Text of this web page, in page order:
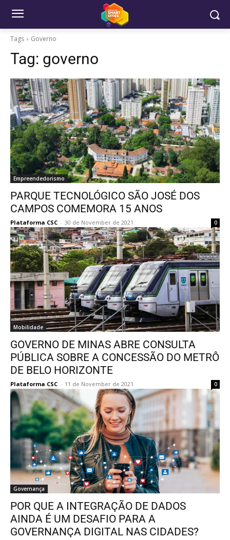
Tags Governo
Tag: governo
Empreendedorismo
PARQUE TECNOLÓGICO SÃO JOSÉ DOS
CAMPOS COMEMORA 15 ANOS
Plataforma CSC - 30 de November de 2021 0
Mobilidade
GOVERNO DE MINAS ABRE CONSULTA
PÚBLICA SOBRE A CONCESSÃO DO METRÔ
DE BELO HORIZONTE
Plataforma CSC - 11 de November de 2021 0
Governança
POR QUE A INTEGRAÇÃO DE DADOS
AINDA É UM DESAFIO PARA A
GOVERNANÇA DIGITAL NAS CIDADES?